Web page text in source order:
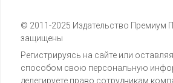
© 2011-2025 Издательство Премиум
защищены
Регистрируясь на сайте или
способом свою персональную
делегируете право сотрудникам